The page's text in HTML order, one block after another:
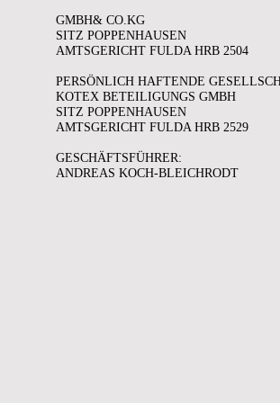
GMBH& CO.KG
SITZ POPPENHAUSEN
AMTSGERICHT FULDA HRB 2504
PERSÖNLICH HAFTENDE
KOTEX BETEILIGUNGS GMBH
SITZ POPPENHAUSEN
AMTSGERICHT FULDA HRB 2529
GESCHÄFTSFÜHRER:
ANDREAS KOCH-BLEICHRODT